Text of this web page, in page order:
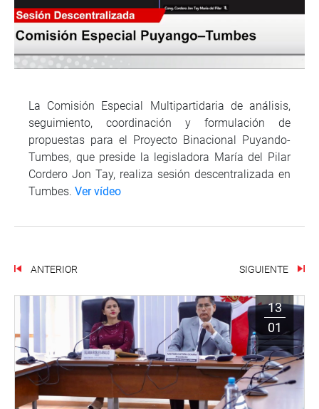
La Comisión Especial Multipartidaria de análisis,
seguimiento, coordinación y formulación de
propuestas para el Proyecto Binacional Puyando-
Tumbes, que preside la legisladora María del Pilar
Cordero Jon Tay, realiza sesión descentralizada en
Tumbes. Ver vídeo
ANTERIOR SIGUIENTE
13
01